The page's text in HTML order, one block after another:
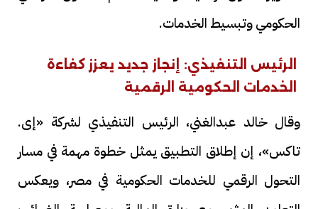
الحكومي وتبسيط الخدمات.
الرئيس التنفيذي: إنجاز جديد يعزز كفاءة
الخدمات الحكومية الرقمية
وقال خالد عبدالغني، الرئيس التنفيذي لشركة «إى.
تاكس»، إن إطلاق التطبيق يمثل خطوة مهمة في مسار
التحول الرقمي للخدمات الحكومية في مصر، ويعكس